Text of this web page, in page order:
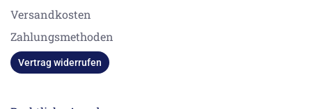
Versandkosten
Zahlungsmethoden
Vertrag widerrufen